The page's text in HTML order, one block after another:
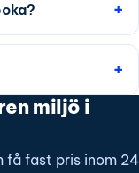
miljö i
få fast pris inom 24